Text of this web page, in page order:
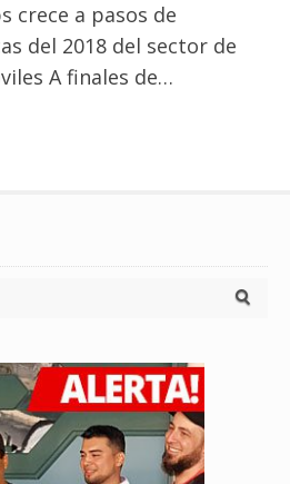
crece a pasos de
del 2018 del sector de
A finales de…